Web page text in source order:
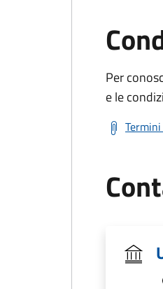
Per
e le